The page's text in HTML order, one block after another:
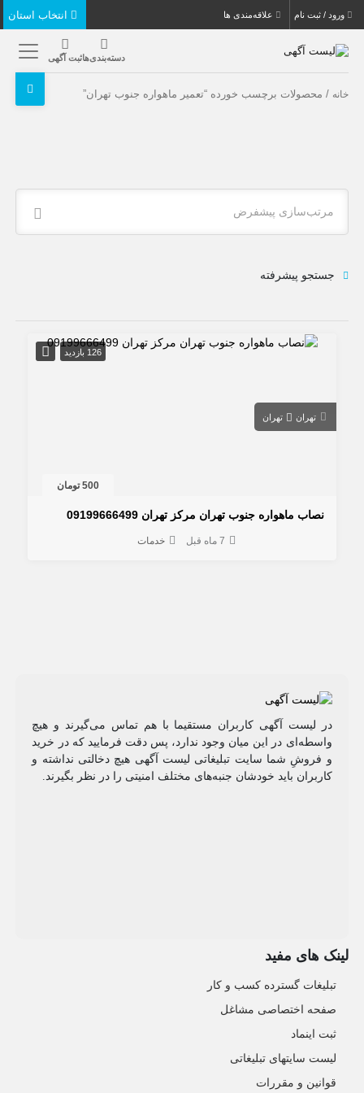
ورود / ثبت نام علاقه‌مندی ها
دسته‌بندی‌هاثبت آگهی
خانه / محصولات برچسب خورده “تعمیر ماهواره جنوب تهران”
مرتب‌سازی پیشفرض
جستجو پیشرفته
126 بازدید
تهران تهران
500 تومان
نصاب ماهواره جنوب تهران مرکز تهران 09199666499
7 ماه قبل خدمات
در لیست آگهی کاربران مستقیما با هم تماس می‌گیرند و هیچ
واسطه‌ای در این میان وجود ندارد، پس دقت فرمایید که در خرید
و فروشِ شما سایت تبلیغاتی لیست آگهی هیچ دخالتی نداشته و
کاربران باید خودشان جنبه‌های مختلف امنیتی را در نظر بگیرند.
لینک های مفید
تبلیغات گسترده کسب و کار
صفحه اختصاصی مشاغل
ثبت اینماد
لیست سایتهای تبلیغاتی
قوانین و مقررات